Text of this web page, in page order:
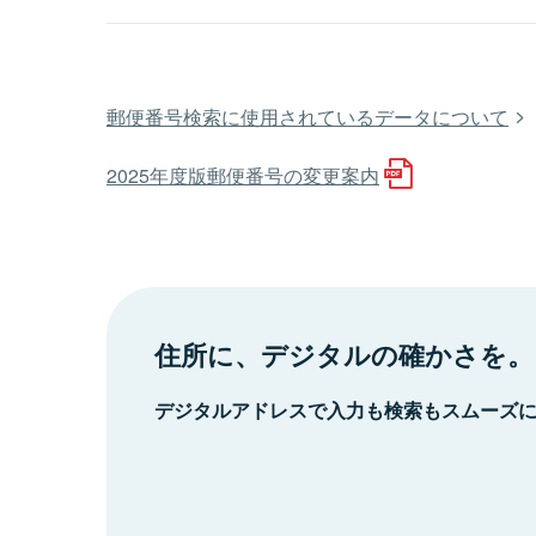
郵便番号検索に使用されているデータについて
2025年度版郵便番号の変更案内
住所に、デジタルの確かさを。
デジタルアドレスで入力も検索もスムーズ